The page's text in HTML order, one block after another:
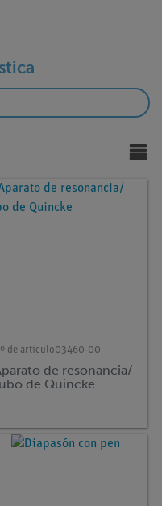
s digital
de artículo03460-00
de resonancia/
de Quincke